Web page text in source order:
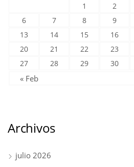
1 2
6
7 8 9
13
14 15 16
20
21 22 23
27
28 29 30
« Feb
Archivos
julio 2026